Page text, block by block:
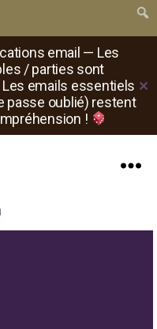
email — Les
/ parties sont
emails essentiels
passe oublié) restent
!
✕